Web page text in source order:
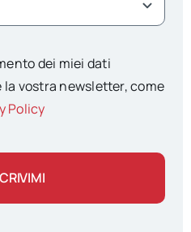
dei miei dati
vostra newsletter, come
Policy